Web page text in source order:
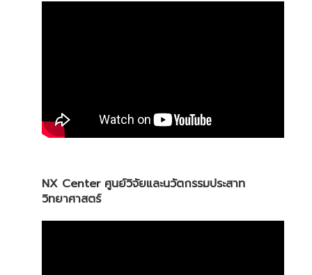
NX Center ศูนย์วิจัยและนวัตกรรมประสาท
วิทยาศาสตร์